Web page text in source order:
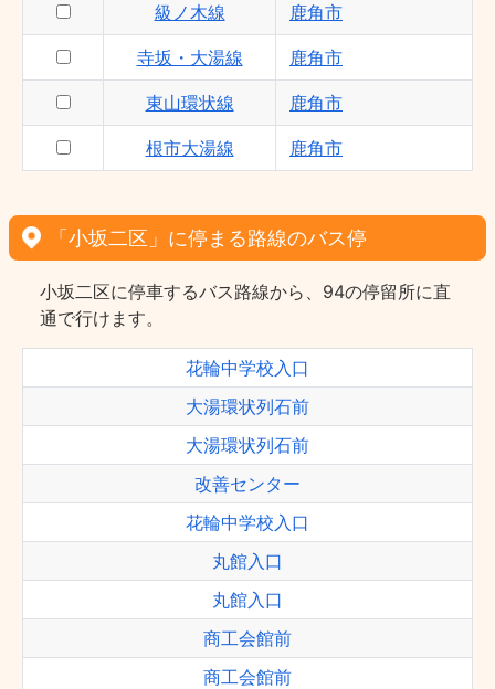
級ノ木線 鹿角市
寺坂・大湯線 鹿角市
東山環状線 鹿角市
根市大湯線 鹿角市
「小坂二区」に停まる路線のバス停
小坂二区に停車するバス路線から、94の停留所に直
通で行けます。
花輪中学校入口
大湯環状列石前
大湯環状列石前
改善センター
花輪中学校入口
丸館入口
丸館入口
商工会館前
商工会館前